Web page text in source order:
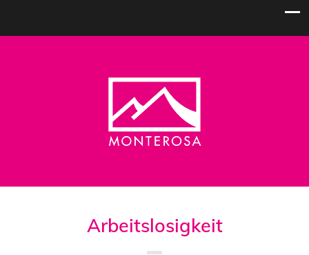
Arbeitslosigkeit